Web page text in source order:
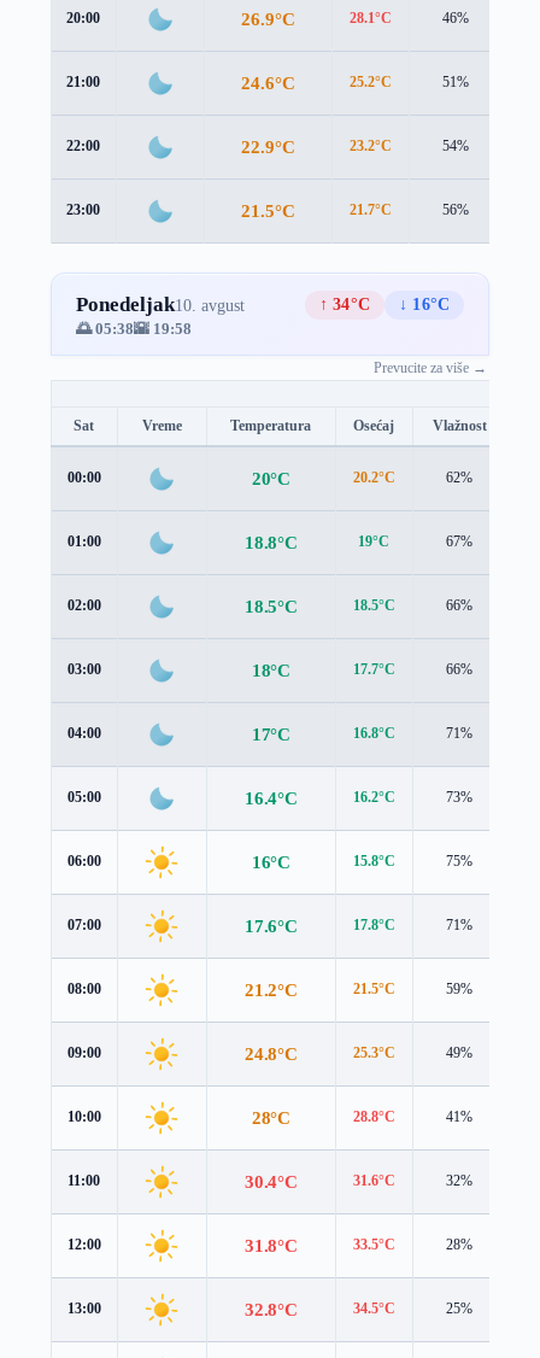
20:00 26.9°C 28.1°C 46%
21:00 24.6°C 25.2°C 51%
22:00 22.9°C 23.2°C 54%
23:00 21.5°C 21.7°C 56%
Ponedeljak10. avgust ↑ 34°C
↓ 16°C
🌅 05:38🌇 19:58
Prevucite za više →
Sat Vreme Temperatura Osećaj Vlažnost
00:00 20°C 20.2°C 62%
01:00 18.8°C 19°C 67%
02:00 18.5°C 18.5°C 66%
03:00 18°C 17.7°C 66%
04:00 17°C 16.8°C 71%
05:00 16.4°C 16.2°C 73%
06:00 16°C 15.8°C 75%
07:00 17.6°C 17.8°C 71%
08:00 21.2°C 21.5°C 59%
09:00 24.8°C 25.3°C 49%
10:00 28°C 28.8°C 41%
11:00 30.4°C 31.6°C 32%
12:00 31.8°C 33.5°C 28%
13:00 32.8°C 34.5°C 25%